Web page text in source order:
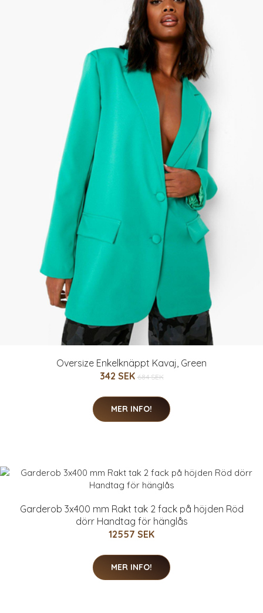
Oversize Enkelknäppt Kavaj, Green
342 SEK 684 SEK
MER INFO!
Garderob 3x400 mm Rakt tak 2 fack på höjden Röd
dörr Handtag för hänglås
12557 SEK
MER INFO!